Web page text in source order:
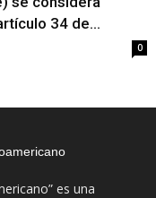
34 de...
0
es una